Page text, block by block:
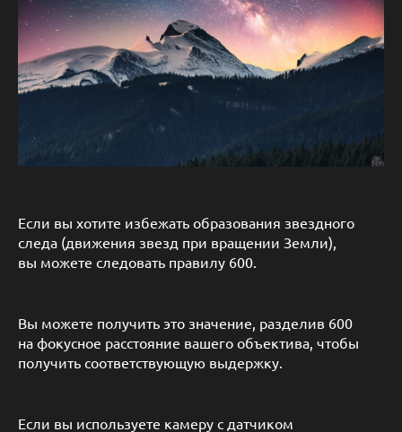
Если вы хотите избежать образования звездного
следа (движения звезд при вращении Земли),
вы можете следовать правилу 600.
Вы можете получить это значение, разделив 600
на фокусное расстояние вашего объектива, чтобы
получить соответствующую выдержку.
Если вы используете камеру с датчиком